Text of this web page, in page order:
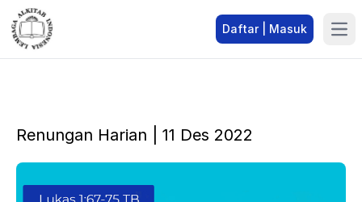
Daftar | Masuk
Renungan Harian | 11 Des 2022